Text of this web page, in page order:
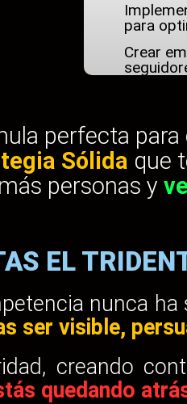
para
Crear
perfecta
Sólida que
personas y
EL
nunca
ser visible,
creando
quedando